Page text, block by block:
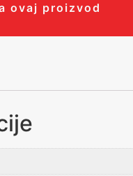
ovaj proizvod